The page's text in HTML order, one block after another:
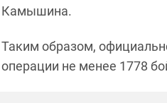
Камышина.
Таким образом,
операции не менее 1778